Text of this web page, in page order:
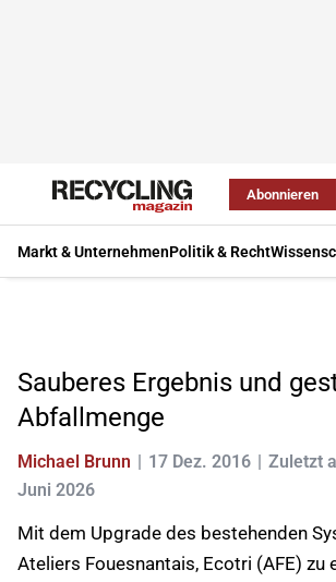
Abonnieren
Markt & UnternehmenPolitik & Recht
Sauberes Ergebnis und
Abfallmenge
Michael Brunn 17 Dez. 2016
Zuletzt
Juni 2026
Mit dem Upgrade des bestehenden
Ateliers Fouesnantais, Ecotri (AFE) zu